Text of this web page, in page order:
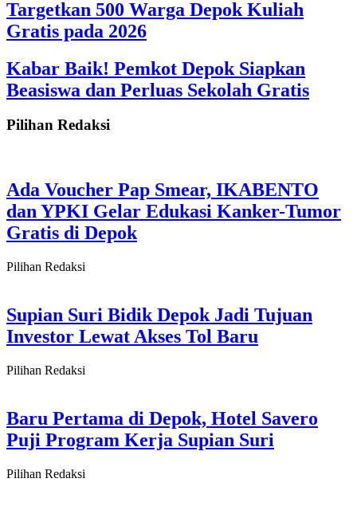
Targetkan 500 Warga Depok Kuliah
Gratis pada 2026
Kabar Baik! Pemkot Depok Siapkan
Beasiswa dan Perluas Sekolah Gratis
Pilihan Redaksi
Ada Voucher Pap Smear, IKABENTO
dan YPKI Gelar Edukasi Kanker-Tumor
Gratis di Depok
Pilihan Redaksi
Supian Suri Bidik Depok Jadi Tujuan
Investor Lewat Akses Tol Baru
Pilihan Redaksi
Baru Pertama di Depok, Hotel Savero
Puji Program Kerja Supian Suri
Pilihan Redaksi